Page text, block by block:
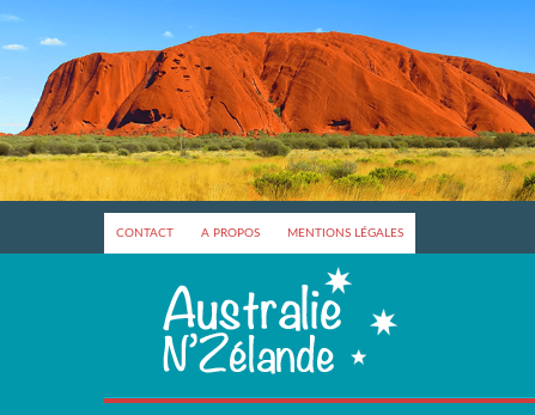
CONTACT A PROPOS MENTIONS LÉGALES